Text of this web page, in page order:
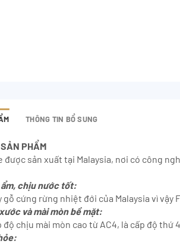
THÔNG TIN BỔ SUNG
PHẨM
được sản xuất tại Malaysia, nơi có công
chịu nước tốt:
gỗ cứng rừng nhiệt đới của Malaysia vì
và mài mòn bề mặt:
chịu mài mòn cao từ AC4, là cấp độ thứ